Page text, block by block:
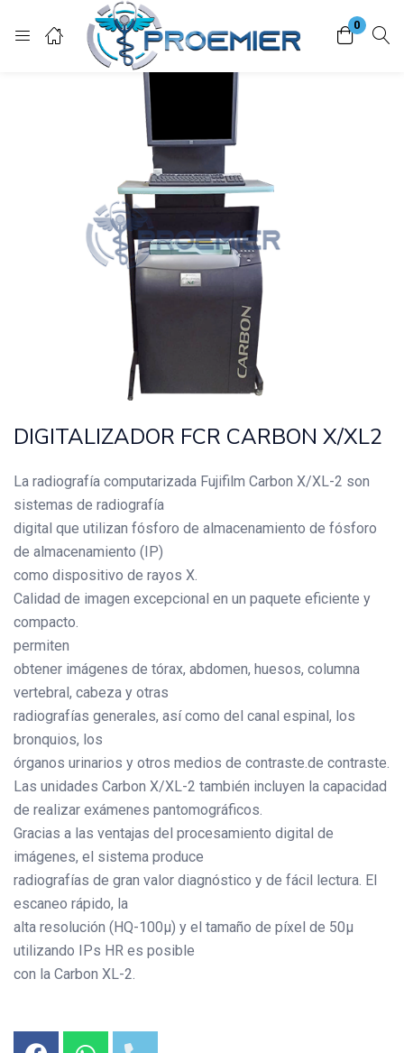
0
Enter your username and password to login.
Remember me
DIGITALIZADOR FCR CARBON X/XL2
La radiografía computarizada Fujifilm Carbon X/XL-2 son
sistemas de radiografía
digital que utilizan fósforo de almacenamiento de fósforo
de almacenamiento (IP)
como dispositivo de rayos X.
Calidad de imagen excepcional en un paquete eficiente y
compacto.
permiten
obtener imágenes de tórax, abdomen, huesos, columna
vertebral, cabeza y otras
radiografías generales, así como del canal espinal, los
bronquios, los
órganos urinarios y otros medios de contraste.de contraste.
Las unidades Carbon X/XL-2 también incluyen la capacidad
de realizar exámenes pantomográficos.
Gracias a las ventajas del procesamiento digital de
imágenes, el sistema produce
radiografías de gran valor diagnóstico y de fácil lectura. El
escaneo rápido, la
alta resolución (HQ-100µ) y el tamaño de píxel de 50µ
utilizando IPs HR es posible
con la Carbon XL-2.